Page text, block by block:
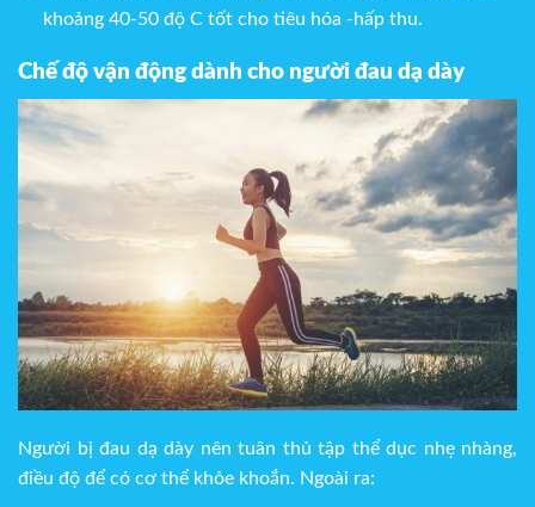
khoảng 40-50 độ C tốt cho tiêu hóa -hấp thu.
Chế độ vận động dành cho người đau dạ dày
Người bị đau dạ dày nên tuân thủ tập thể dục nhẹ nhàng,
điều độ để có cơ thể khỏe khoắn. Ngoài ra: